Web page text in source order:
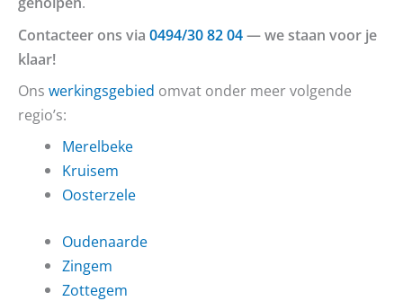
Contacteer ons via 0494/30 82 04— we staan voor je
klaar!
Ons werkingsgebied omvat onder meer volgende
regio’s:
Merelbeke
Kruisem
Oosterzele
Oudenaarde
Zingem
Zottegem